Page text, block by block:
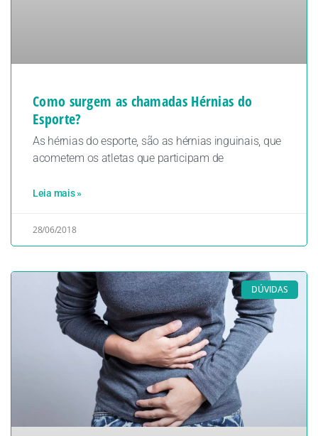
Como surgem as chamadas Hérnias do
Esporte?
As hérnias do esporte, são as hérnias inguinais, que
acometem os atletas que participam de
Leia mais »
28/06/2018
DÚVIDAS